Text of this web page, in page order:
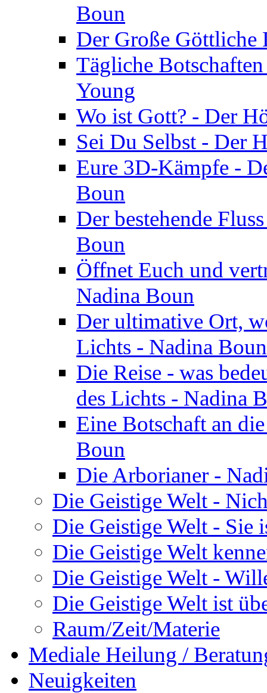
Boun
Der Große
Tägliche
Young
Wo ist Gott? - Der
Sei Du Selbst - Der
Eure 3D-Kämpfe -
Boun
Der bestehende
Boun
Öffnet Euch und
Nadina Boun
Der ultimative Ort,
Lichts - Nadina Boun
Die Reise - was
des Lichts - Nadina
Eine Botschaft an
Boun
Die Arborianer -
Die Geistige Welt -
Die Geistige Welt - Sie
Die Geistige Welt
Die Geistige Welt -
Die Geistige Welt ist
Raum/Zeit/Materie
Mediale Heilung /
Neuigkeiten